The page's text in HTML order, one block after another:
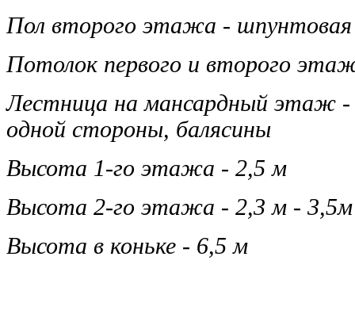
Пол второго этажа - шпунтовая
Потолок первого и второго
Лестница на мансардный этаж -
одной стороны, балясины
Высота 1-го этажа - 2,5 м
Высота 2-го этажа - 2,3 м - 3,5м
Высота в коньке - 6,5 м